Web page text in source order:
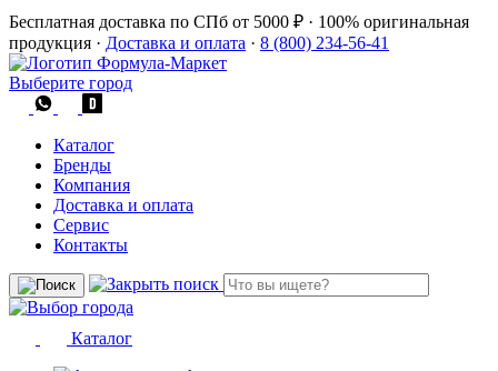
Бесплатная доставка по СПб от 5000 ₽ · 100% оригинальная
продукция · Доставка и оплата · 8 (800) 234-56-41
Выберите город
Каталог
Бренды
Компания
Доставка и оплата
Сервис
Контакты
Каталог